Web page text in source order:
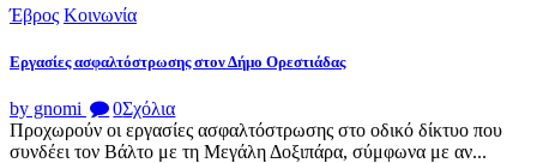
Έβρος Κοινωνία
Εργασίες ασφαλτόστρωσης στον Δήμο Ορεστιάδας
by gnomi 0Σχόλια
Προχωρούν οι εργασίες ασφαλτόστρωσης στο οδικό δίκτυο που
συνδέει τον Βάλτο με τη Μεγάλη Δοξιπάρα, σύμφωνα με αν...